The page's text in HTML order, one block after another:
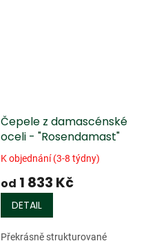
Čepele z damascénské
oceli - "Rosendamast"
K objednání (3-8 týdny)
od 1 833 Kč
DETAIL
Překrásně strukturované